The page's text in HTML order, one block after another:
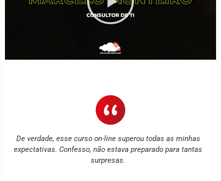
De verdade, esse curso on-line superou todas as minhas
expectativas. Confesso, não estava preparado para tantas
surpresas.